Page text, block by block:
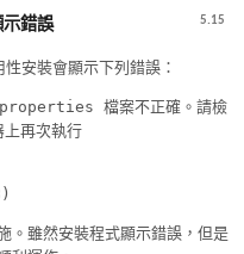
5.15
示錯誤
性安裝會顯示下列錯誤：
檔案不正確。請檢
再次執行
。雖然安裝程式顯示錯誤，但是